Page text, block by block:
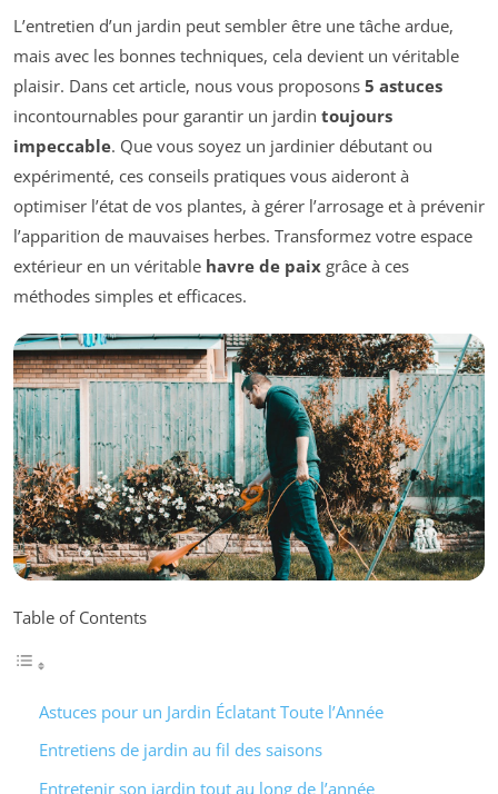
L’entretien d’un jardin peut sembler être une tâche ardue,
mais avec les bonnes techniques, cela devient un véritable
plaisir. Dans cet article, nous vous proposons 5 astuces
incontournables pour garantir un jardin toujours
impeccable. Que vous soyez un jardinier débutant ou
expérimenté, ces conseils pratiques vous aideront à
optimiser l’état de vos plantes, à gérer l’arrosage et à prévenir
l’apparition de mauvaises herbes. Transformez votre espace
extérieur en un véritable havre de paix grâce à ces
méthodes simples et efficaces.
Table of Contents
Astuces pour un Jardin Éclatant Toute l’Année
Entretiens de jardin au fil des saisons
Entretenir son jardin tout au long de l’année